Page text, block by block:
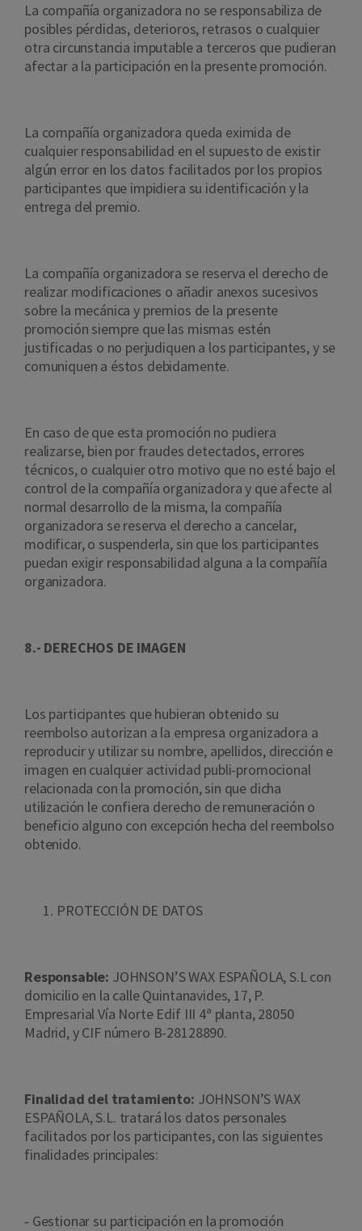
La compañía organizadora no se responsabiliza de
posibles pérdidas, deterioros, retrasos o cualquier
otra circunstancia imputable a terceros que pudieran
afectar a la participación en la presente promoción.
La compañía organizadora queda eximida de
cualquier responsabilidad en el supuesto de existir
algún error en los datos facilitados por los propios
participantes que impidiera su identificación y la
entrega del premio.
La compañía organizadora se reserva el derecho de
realizar modificaciones o añadir anexos sucesivos
sobre la mecánica y premios de la presente
promoción siempre que las mismas estén
justificadas o no perjudiquen a los participantes, y se
comuniquen a éstos debidamente.
En caso de que esta promoción no pudiera
realizarse, bien por fraudes detectados, errores
técnicos, o cualquier otro motivo que no esté bajo el
control de la compañía organizadora y que afecte al
normal desarrollo de la misma, la compañía
organizadora se reserva el derecho a cancelar,
modificar, o suspenderla, sin que los participantes
puedan exigir responsabilidad alguna a la compañía
organizadora.
8.- DERECHOS DE IMAGEN
Los participantes que hubieran obtenido su
reembolso autorizan a la empresa organizadora a
reproducir y utilizar su nombre, apellidos, dirección e
imagen en cualquier actividad publi-promocional
relacionada con la promoción, sin que dicha
utilización le confiera derecho de remuneración o
beneficio alguno con excepción hecha del reembolso
obtenido.
PROTECCIÓN DE DATOS
Responsable: JOHNSON’S WAX ESPAÑOLA, S.L con
domicilio en la calle Quintanavides, 17, P.
Empresarial Vía Norte Edif III 4ª planta, 28050
Madrid, y CIF número B-28128890.
Finalidad del tratamiento: JOHNSON’S WAX
ESPAÑOLA, S.L. tratará los datos personales
facilitados por los participantes, con las siguientes
finalidades principales:
‐ Gestionar su participación en la promoción